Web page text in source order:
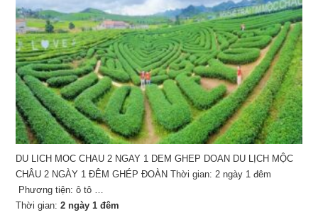
DU LICH MOC CHAU 2 NGAY 1 DEM GHEP DOAN DU LỊCH MỘC
CHÂU 2 NGÀY 1 ĐÊM GHÉP ĐOÀN Thời gian: 2 ngày 1 đêm
Phương tiện: ô tô …
Thời gian:2 ngày 1 đêm